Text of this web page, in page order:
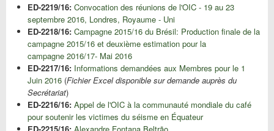
ED-2219/16: Convocation des réunions de l'OIC - 19 au 23
septembre 2016, Londres, Royaume - Uni
ED-2218/16: Campagne 2015/16 du Brésil: Production finale de la
campagne 2015/16 et deuxième estimation pour la
campagne 2016/17- Mai 2016
ED-2217/16: Informations demandées aux Membres pour le 1
Juin 2016 (Fichier Excel disponible sur demande auprès du
Secrétariat)
ED-2216/16: Appel de l'OIC à la communauté mondiale du café
pour soutenir les victimes du séisme en Équateur